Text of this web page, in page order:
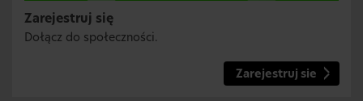
Zarejestruj się
Dołącz do społeczności.
Zarejestruj sie